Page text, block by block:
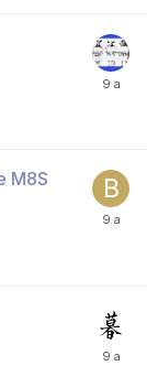
M8S